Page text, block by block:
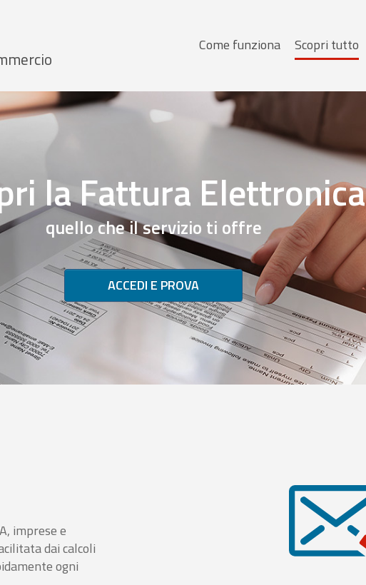
Menu
principale
Come funziona Scopri tutto
la Fattura Elettronica
quello che il servizio ti offre
ACCEDI E PROVA
imprese e
dai calcoli
ogni